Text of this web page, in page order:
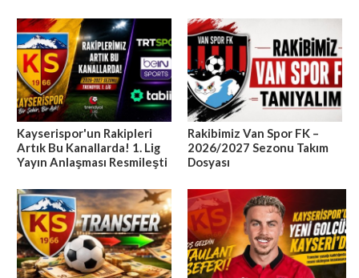
Kayserispor'un Rakipleri
Artık Bu Kanallarda! 1. Lig
Yayın Anlaşması Resmileşti
Rakibimiz Van Spor FK –
2026/2027 Sezonu Takım
Dosyası